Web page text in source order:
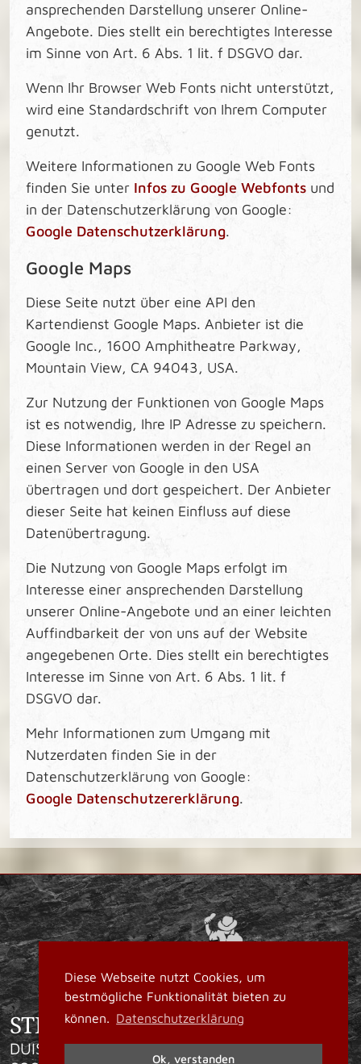
Diese Webseite nutzt Cookies, um
bestmögliche Funktionalität bieten zu
können. Datenschutzerklärung
Ok, verstanden
ansprechenden Darstellung unserer Online-
Angebote. Dies stellt ein berechtigtes Interesse
im Sinne von Art. 6 Abs. 1 lit. f DSGVO dar.
Wenn Ihr Browser Web Fonts nicht unterstützt,
wird eine Standardschrift von Ihrem Computer
genutzt.
Weitere Informationen zu Google Web Fonts
finden Sie unter Infos zu Google Webfonts und
in der Datenschutzerklärung von Google:
Google Datenschutzerklärung.
Google Maps
Diese Seite nutzt über eine API den
Kartendienst Google Maps. Anbieter ist die
Google Inc., 1600 Amphitheatre Parkway,
Mountain View, CA 94043, USA.
Zur Nutzung der Funktionen von Google Maps
ist es notwendig, Ihre IP Adresse zu speichern.
Diese Informationen werden in der Regel an
einen Server von Google in den USA
übertragen und dort gespeichert. Der Anbieter
dieser Seite hat keinen Einfluss auf diese
Datenübertragung.
Die Nutzung von Google Maps erfolgt im
Interesse einer ansprechenden Darstellung
unserer Online-Angebote und an einer leichten
Auffindbarkeit der von uns auf der Website
angegebenen Orte. Dies stellt ein berechtigtes
Interesse im Sinne von Art. 6 Abs. 1 lit. f
DSGVO dar.
Mehr Informationen zum Umgang mit
Nutzerdaten finden Sie in der
Datenschutzerklärung von Google:
Google Datenschutzererklärung.
STEINMETZBETRIEB GEORGES
DUISBURGER STR. 197, 47166 DUISBURG |